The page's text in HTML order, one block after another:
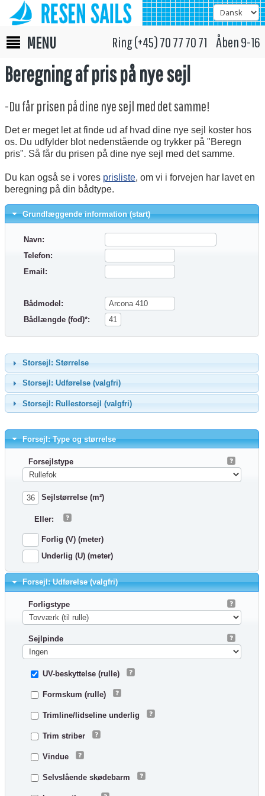
MENU Ring (+45) 70 77 70 71 Åben 9-16
Beregning af pris på nye sejl
-Du får prisen på dine nye sejl med det samme!
Det er meget let at finde ud af hvad dine nye sejl koster hos
os. Du udfylder blot nedenstående og trykker på "Beregn
pris". Så får du prisen på dine nye sejl med det samme.
Du kan også se i vores prisliste, om vi i forvejen har lavet en
beregning på din bådtype.
Grundlæggende information (start)
Navn:
Telefon:
Email:
Bådmodel:
Bådlængde (fod)*:
Storsejl: Størrelse
Storsejl: Udførelse (valgfri)
Storsejl: Rullestorsejl (valgfri)
Forsejl: Type og størrelse
Forsejlstype
Sejlstørrelse (m²)
Eller:
Forlig (V) (meter)
Underlig (U) (meter)
Forsejl: Udførelse (valgfri)
Forligstype
Sejlpinde
UV-beskyttelse (rulle)
Formskum (rulle)
Trimline/lidseline underlig
Trim striber
Vindue
Selvslående skødebarm